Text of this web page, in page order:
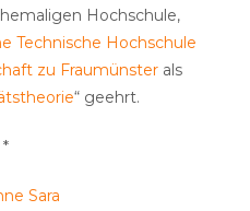
Hochschule,
Technische Hochschule
zu Fraumünster als
“ geehrt.
*
Sara